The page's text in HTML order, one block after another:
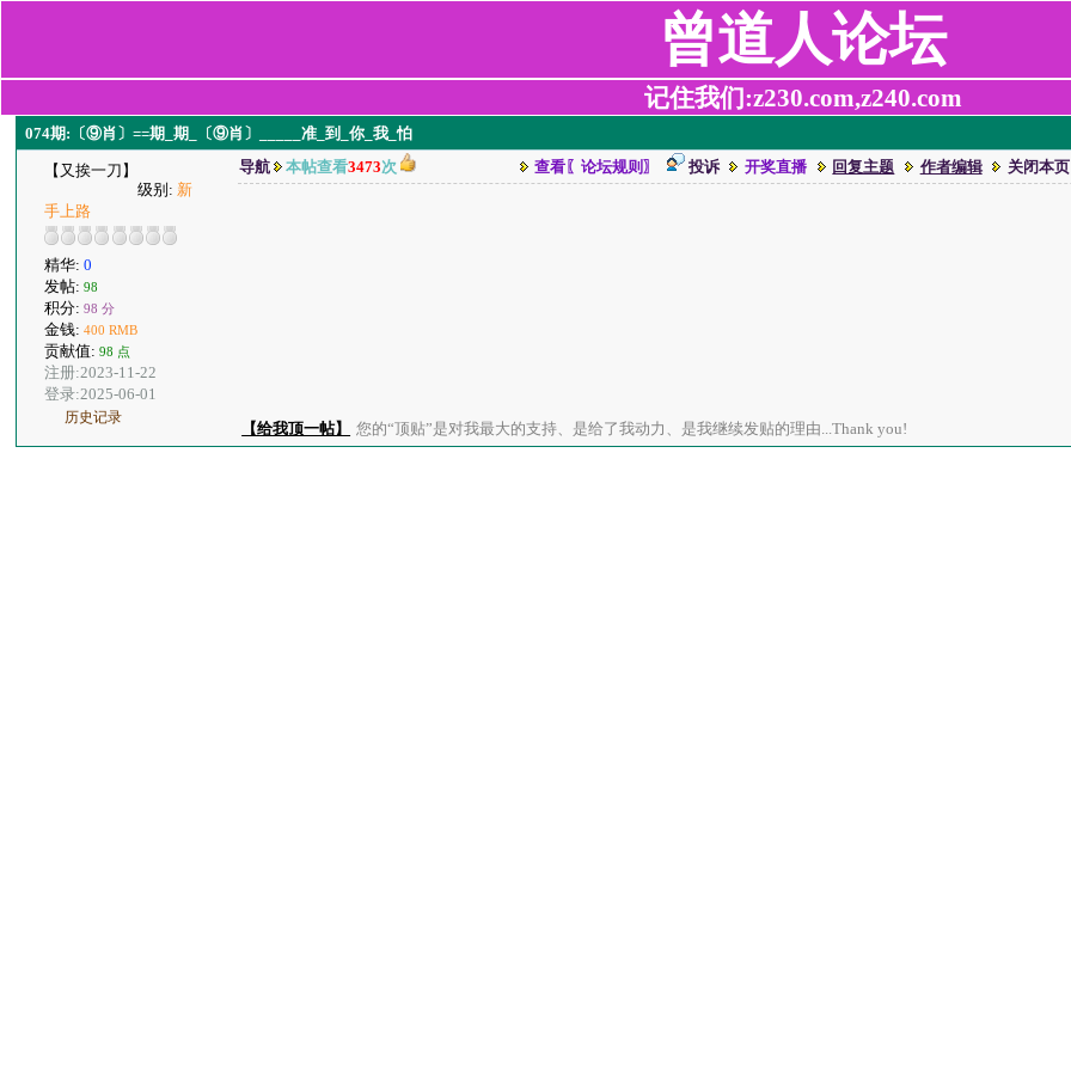
曾道人论坛
记住我们:z230.com,z240.com
074期:〔⑨肖〕==期_期_〔⑨肖〕_____准_到_你_我_怕
【又挨一刀】
级别: 新
手上路
精华:0
发帖:98
积分:98 分
金钱:400 RMB
贡献值:98 点
注册:2023-11-22
登录:2025-06-01
历史记录
导航 本帖查看3473次 查看〖论坛规则〗 投诉 开奖直播 回复主题 作者编辑 关闭本页
【给我顶一帖】 您的“顶贴”是对我最大的支持、是给了我动力、是我继续发贴的理由...Thank you!